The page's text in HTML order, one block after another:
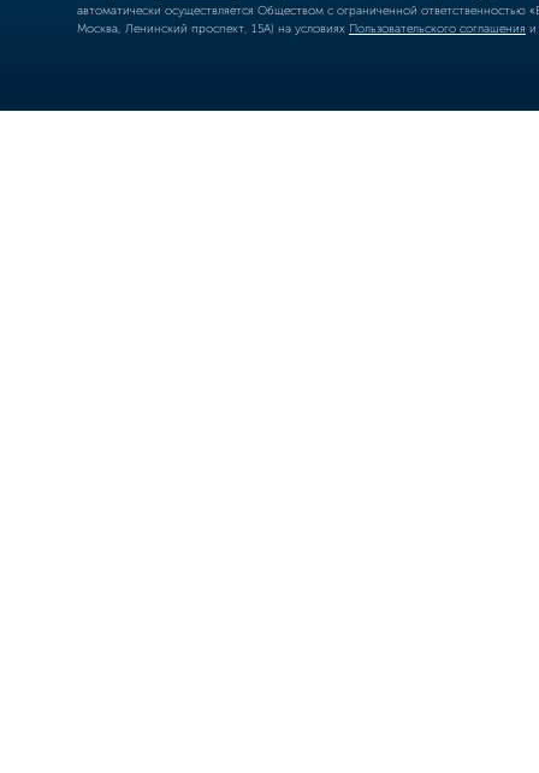
автоматически осуществляется Обществом с ограниченной
Москва, Ленинский проспект, 15А) на условиях Пользовательского соглашения и